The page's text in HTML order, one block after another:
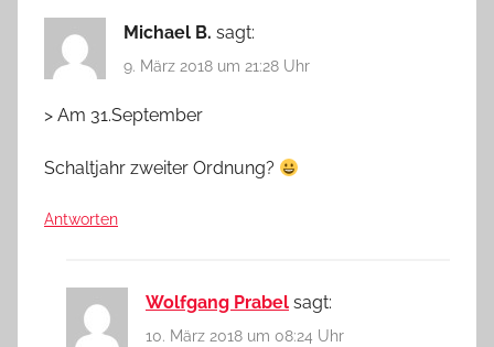
Michael B. sagt:
9. März 2018 um 21:28 Uhr
> Am 31.September
Schaltjahr zweiter Ordnung?
Antworten
Wolfgang Prabel sagt:
10. März 2018 um 08:24 Uhr